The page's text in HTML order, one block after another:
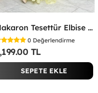
Makaron Tesettür Elbise Sarı Sarı
0 Değerlendirme
TL
SEPETE EKLE